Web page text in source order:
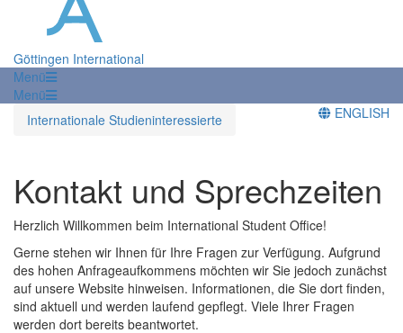
Göttingen International
Menü
Menü
Internationale Studieninteressierte
ENGLISH
Kontakt und Sprechzeiten
Herzlich Willkommen beim International Student Office!
Gerne stehen wir Ihnen für Ihre Fragen zur Verfügung. Aufgrund
des hohen Anfrageaufkommens möchten wir Sie jedoch zunächst
auf unsere Website hinweisen. Informationen, die Sie dort finden,
sind aktuell und werden laufend gepflegt. Viele Ihrer Fragen
werden dort bereits beantwortet.